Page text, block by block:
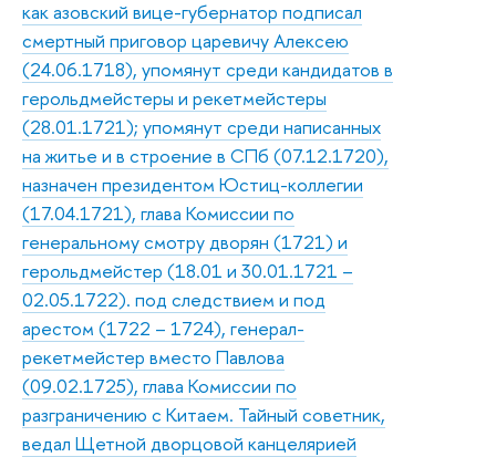
как азовский вице-губернатор подписал
смертный приговор царевичу Алексею
(24.06.1718), упомянут среди кандидатов в
герольдмейстеры и рекетмейстеры
(28.01.1721); упомянут среди написанных
на житье и в строение в СПб (07.12.1720),
назначен президентом Юстиц-коллегии
(17.04.1721), глава Комиссии по
генеральному смотру дворян (1721) и
герольдмейстер (18.01 и 30.01.1721 –
02.05.1722). под следствием и под
арестом (1722 – 1724), генерал-
рекетмейстер вместо Павлова
(09.02.1725), глава Комиссии по
разграничению с Китаем. Тайный советник,
ведал Щетной дворцовой канцелярией